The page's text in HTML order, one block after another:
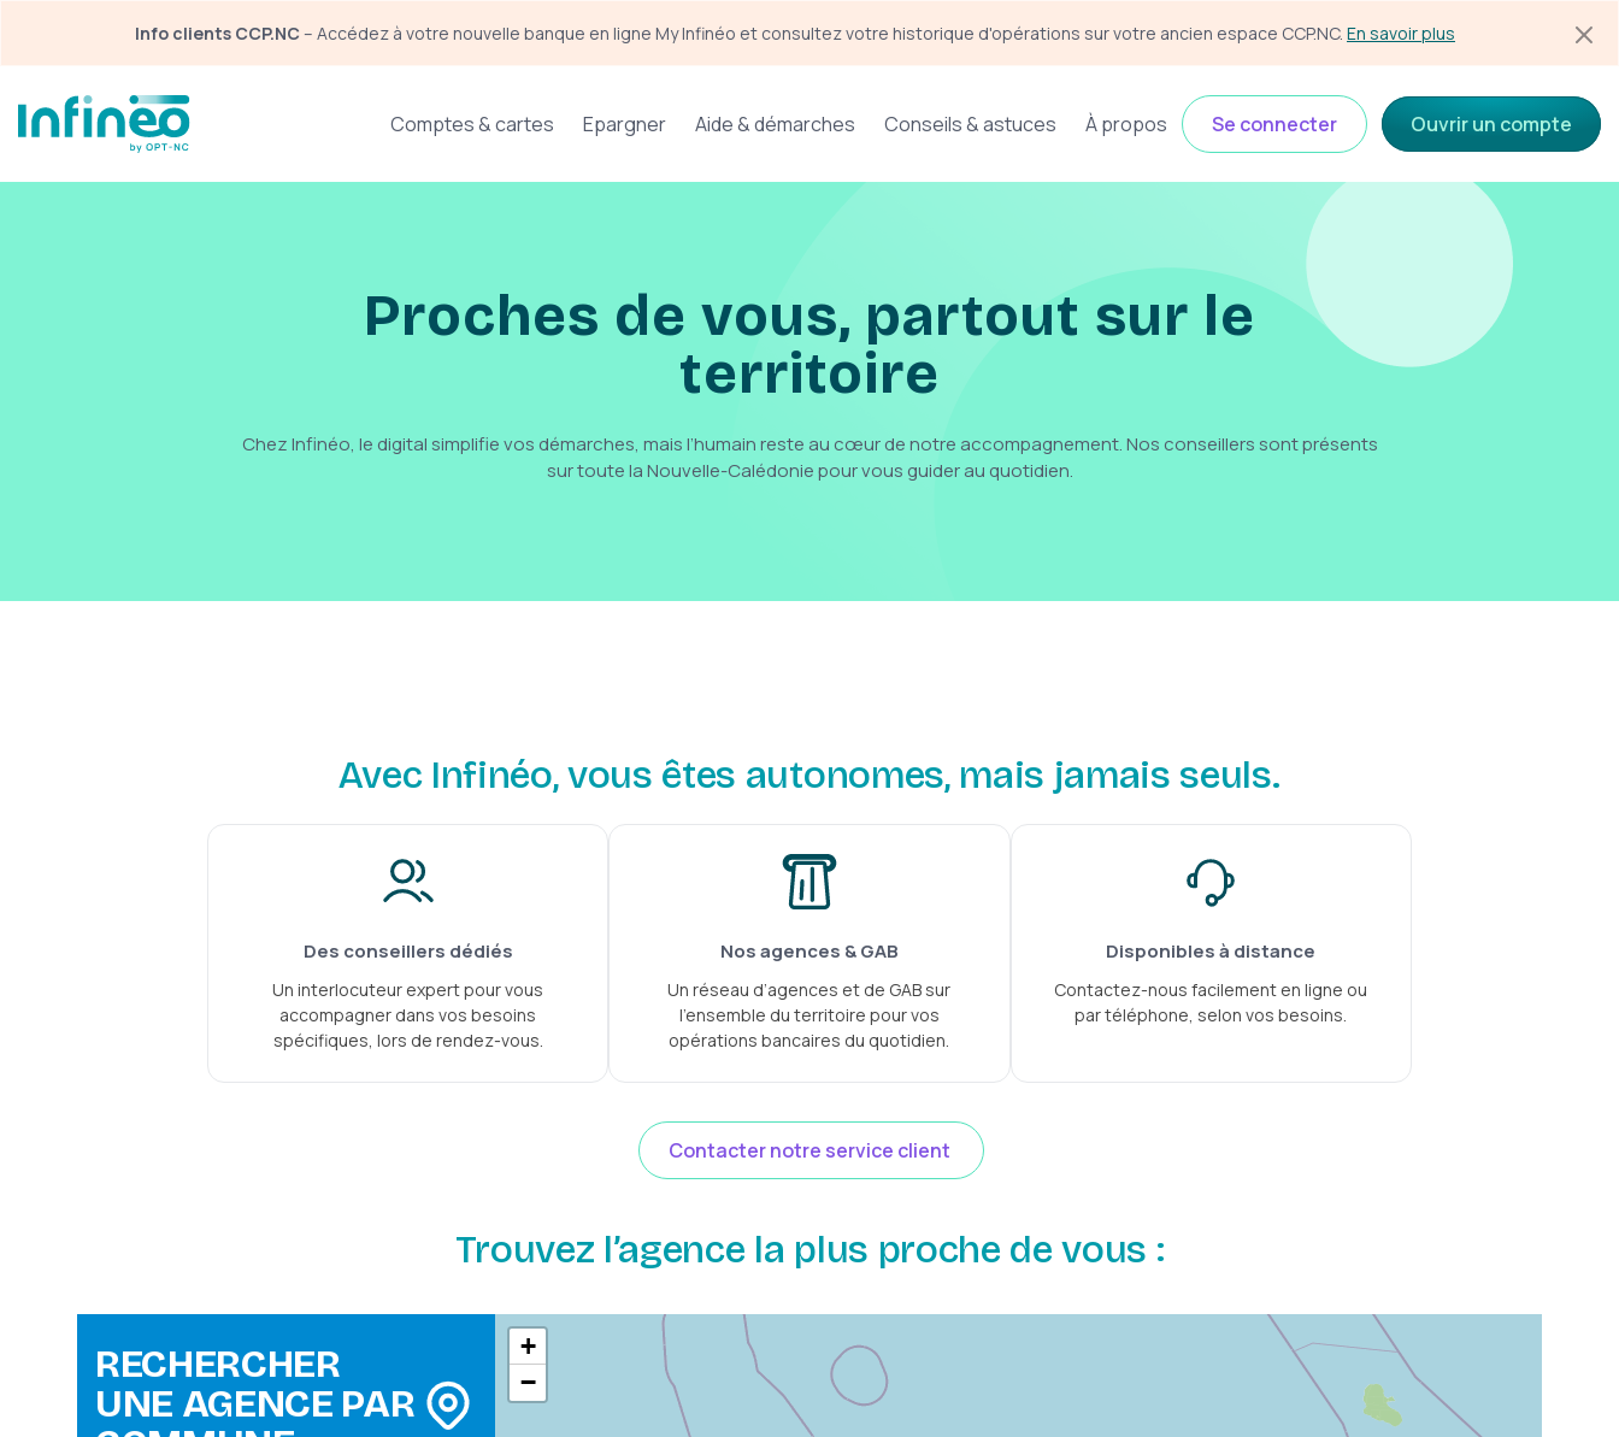
Info clients CCP.NC – Accédez à votre nouvelle banque en ligne My Infinéo et consultez votre historique d'opérations sur votre ancien espace CCP.NC. En savoir plus
Navigation principale
Comptes & cartes Epargner Aide & démarches Conseils & astuces À propos Se connecter Ouvrir un compte
Proches de vous, partout sur le
territoire
Chez Infinéo, le digital simplifie vos démarches, mais l’humain reste au cœur de notre accompagnement. Nos conseillers sont présents
sur toute la Nouvelle-Calédonie pour vous guider au quotidien.
Avec Infinéo, vous êtes autonomes, mais jamais seuls.
Des conseillers dédiés
Un interlocuteur expert pour vous
accompagner dans vos besoins
spécifiques, lors de rendez-vous.
Nos agences & GAB
Un réseau d’agences et de GAB sur
l’ensemble du territoire pour vos
opérations bancaires du quotidien.
Disponibles à distance
Contactez-nous facilement en ligne ou
par téléphone, selon vos besoins.
Contacter notre service client
Trouvez l’agence la plus proche de vous :
RECHERCHER
UNE AGENCE PAR
+
−